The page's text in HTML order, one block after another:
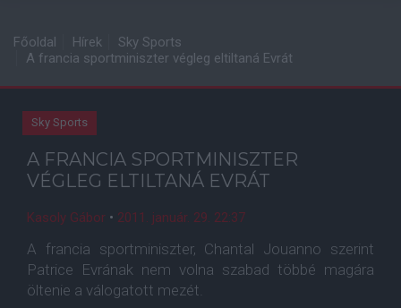
Főoldal Hírek
Sky Sports
A francia sportminiszter végleg eltiltaná Evrát
Sky Sports
A FRANCIA SPORTMINISZTER
VÉGLEG ELTILTANÁ EVRÁT
Kasoly Gábor • 2011. január. 29. 22:37
A francia sportminiszter, Chantal Jouanno szerint
Patrice Evrának nem volna szabad többé magára
öltenie a válogatott mezét.